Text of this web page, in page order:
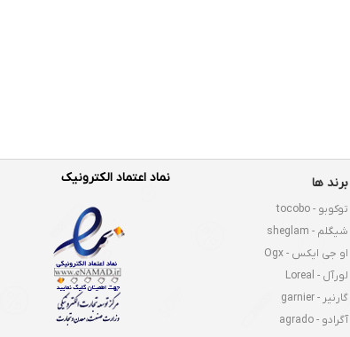
برند ها
توکوبو - tocobo
شیگلم - sheglam
او جی ایکس - Ogx
لورآل - Loreal
گارنیر - garnier
آگرادو - agrado
نماد اعتماد الکترونیک